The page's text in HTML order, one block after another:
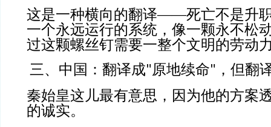
这是一种横向的翻译——死亡不是升
一个永远运行的系统，像一颗永不松
过这颗螺丝钉需要一整个文明的劳动
三、中国：翻译成"原地续命" ，但翻
秦始皇这儿最有意思，因为他的方案
的诚实。